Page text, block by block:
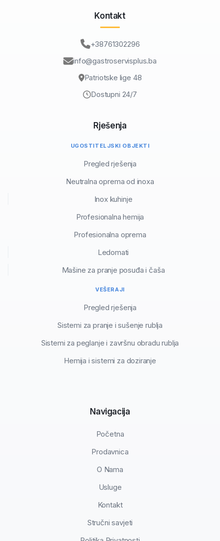
Kontakt
+38761302296
info@gastroservisplus.ba
Patriotske lige 48
Dostupni 24/7
Rješenja
UGOSTITELJSKI OBJEKTI
Pregled rješenja
Neutralna oprema od inoxa
Inox kuhinje
Profesionalna hemija
Profesionalna oprema
Ledomati
Mašine za pranje posuđa i čaša
VEŠERAJI
Pregled rješenja
Sistemi za pranje i sušenje rublja
Sistemi za peglanje i završnu obradu rublja
Hemija i sistemi za doziranje
Navigacija
Početna
Prodavnica
O Nama
Usluge
Kontakt
Stručni savjeti